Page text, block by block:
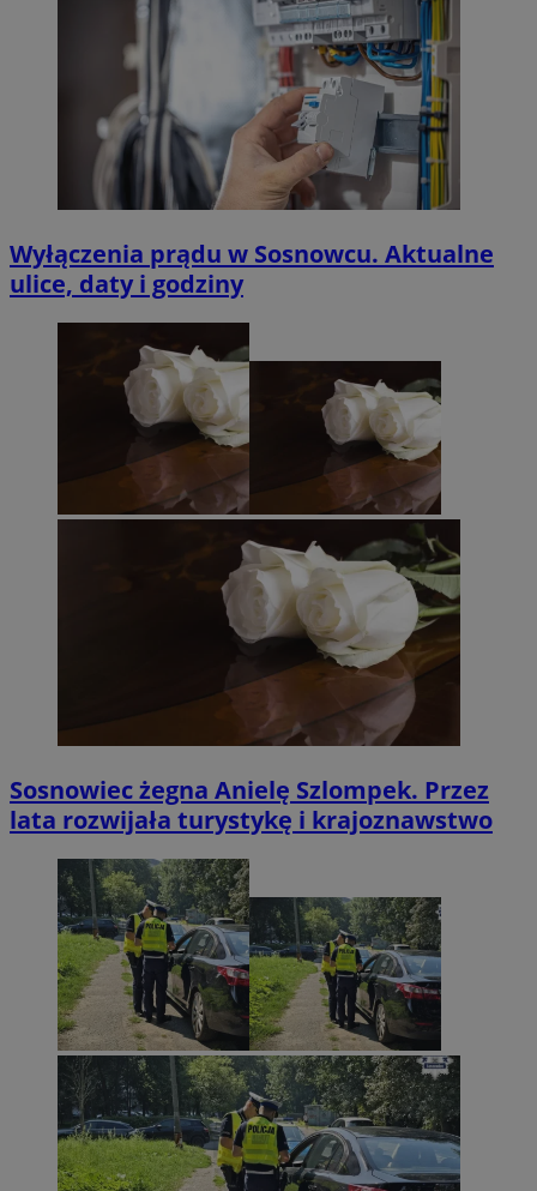
Wyłączenia prądu w Sosnowcu. Aktualne
ulice, daty i godziny
Sosnowiec żegna Anielę Szlompek. Przez
lata rozwijała turystykę i krajoznawstwo